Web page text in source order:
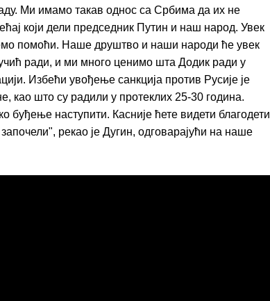
Ми имамо такав однос са Србима да их не
који дели председник Путин и наш народ. Увек
помоћи. Наше друштво и наши народи ће увек
ради, и ми много ценимо шта Додик ради у
Избећи увођење санкција против Русије је
као што су радили у протеклих 25-30 година.
буђење наступити. Касније ћете видети благодети
рекао је Дугин, одговарајући на наше